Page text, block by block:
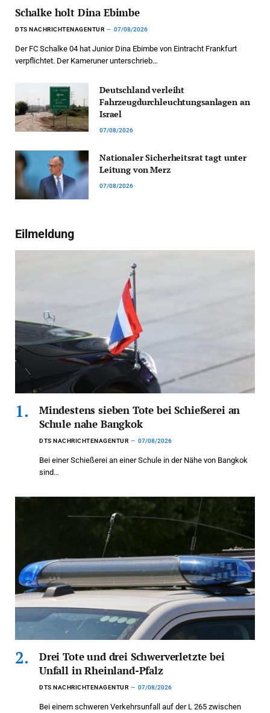
Schalke holt Dina Ebimbe
DTS NACHRICHTENAGENTUR 07/08/2026
Der FC Schalke 04 hat Junior Dina Ebimbe von Eintracht Frankfurt
verpflichtet. Der Kameruner unterschrieb…
Deutschland verleiht
Fahrzeugdurchleuchtungsanlagen an
Israel
07/08/2026
Nationaler Sicherheitsrat tagt unter
Leitung von Merz
07/08/2026
Eilmeldung
Mindestens sieben Tote bei Schießerei an
Schule nahe Bangkok
DTS NACHRICHTENAGENTUR 07/08/2026
Bei einer Schießerei an einer Schule in der Nähe von Bangkok
sind…
Drei Tote und drei Schwerverletzte bei
Unfall in Rheinland-Pfalz
DTS NACHRICHTENAGENTUR 07/08/2026
Bei einem schweren Verkehrsunfall auf der L 265 zwischen